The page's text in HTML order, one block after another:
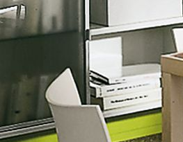
Garage Nachher